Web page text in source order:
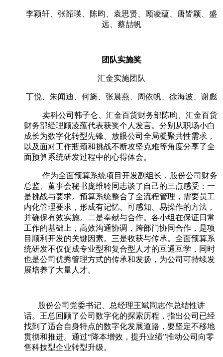
李颖轩、张韶瑛、陈昀、袁思贤、顾凌蕴、唐皆颖、盛
远、蔡喆帆
团队实施奖
汇金实施团队
丁悦、朱闻迪、何旖、张晨燕、周依帆、徐海波、谢彪
卖科公司韩子仑、汇金百货财务部陈昀、汇金百货
财务部经理顾凌蕴代表获奖个人发言。分别从职场小白
成长为数字化转型先锋、放眼公司全局凝聚共性需求，
以及面对工作瓶颈和挑战不断攻坚克难等角度分享了全
面预算系统研发过程中的心得体会。
作为全面预算系统项目开发副组长，股份公司财务
总监、董事会秘书庞维聆同志谈了自己的三点感受：一
是挑战与要求。预算系统整合了全流程管理，需要员工
内化管理要求，形成有记忆、可感知、易操作的方法，
并确保有效实施。二是奉献与合作。各小组在保证日常
工作的基础上，高效沟通协调，跨部门协同合作，是项
目顺利开发的关键因素。三是收获与传承。全面预算系
统研发不仅促成专业型和复合型人才的互通互学，同时
也是公司优秀管理方式的传承和发扬，为公司可持续发
展培养了大量人才。
股份公司党委书记、总经理王斌同志作总结性讲
话。王总回顾了公司数字化的探索历程，指出公司已经
找到了适合自身特点的数字化发展道路，要坚定不移地
贯彻和推进。通过“降本增效，提升业绩”推动公司向零
售科技型企业转型升级。